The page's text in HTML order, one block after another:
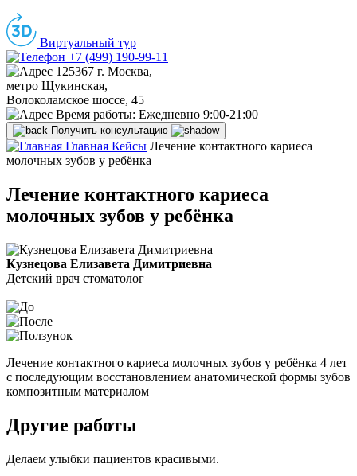
Виртуальный тур
+7 (499) 190-99-11
125367 г. Москва,
метро Щукинская,
Волоколамское шоссе, 45
Время работы: Ежедневно 9:00-21:00
Получить консультацию
Главная Кейсы Лечение контактного кариеса
молочных зубов у ребёнка
Лечение контактного кариеса
молочных зубов у ребёнка
Кузнецова Елизавета Димитриевна
Детский врач стоматолог
Лечение контактного кариеса молочных зубов у ребёнка 4 лет
с последующим восстановлением анатомической формы зубов
композитным материалом
Другие работы
Делаем улыбки пациентов красивыми.